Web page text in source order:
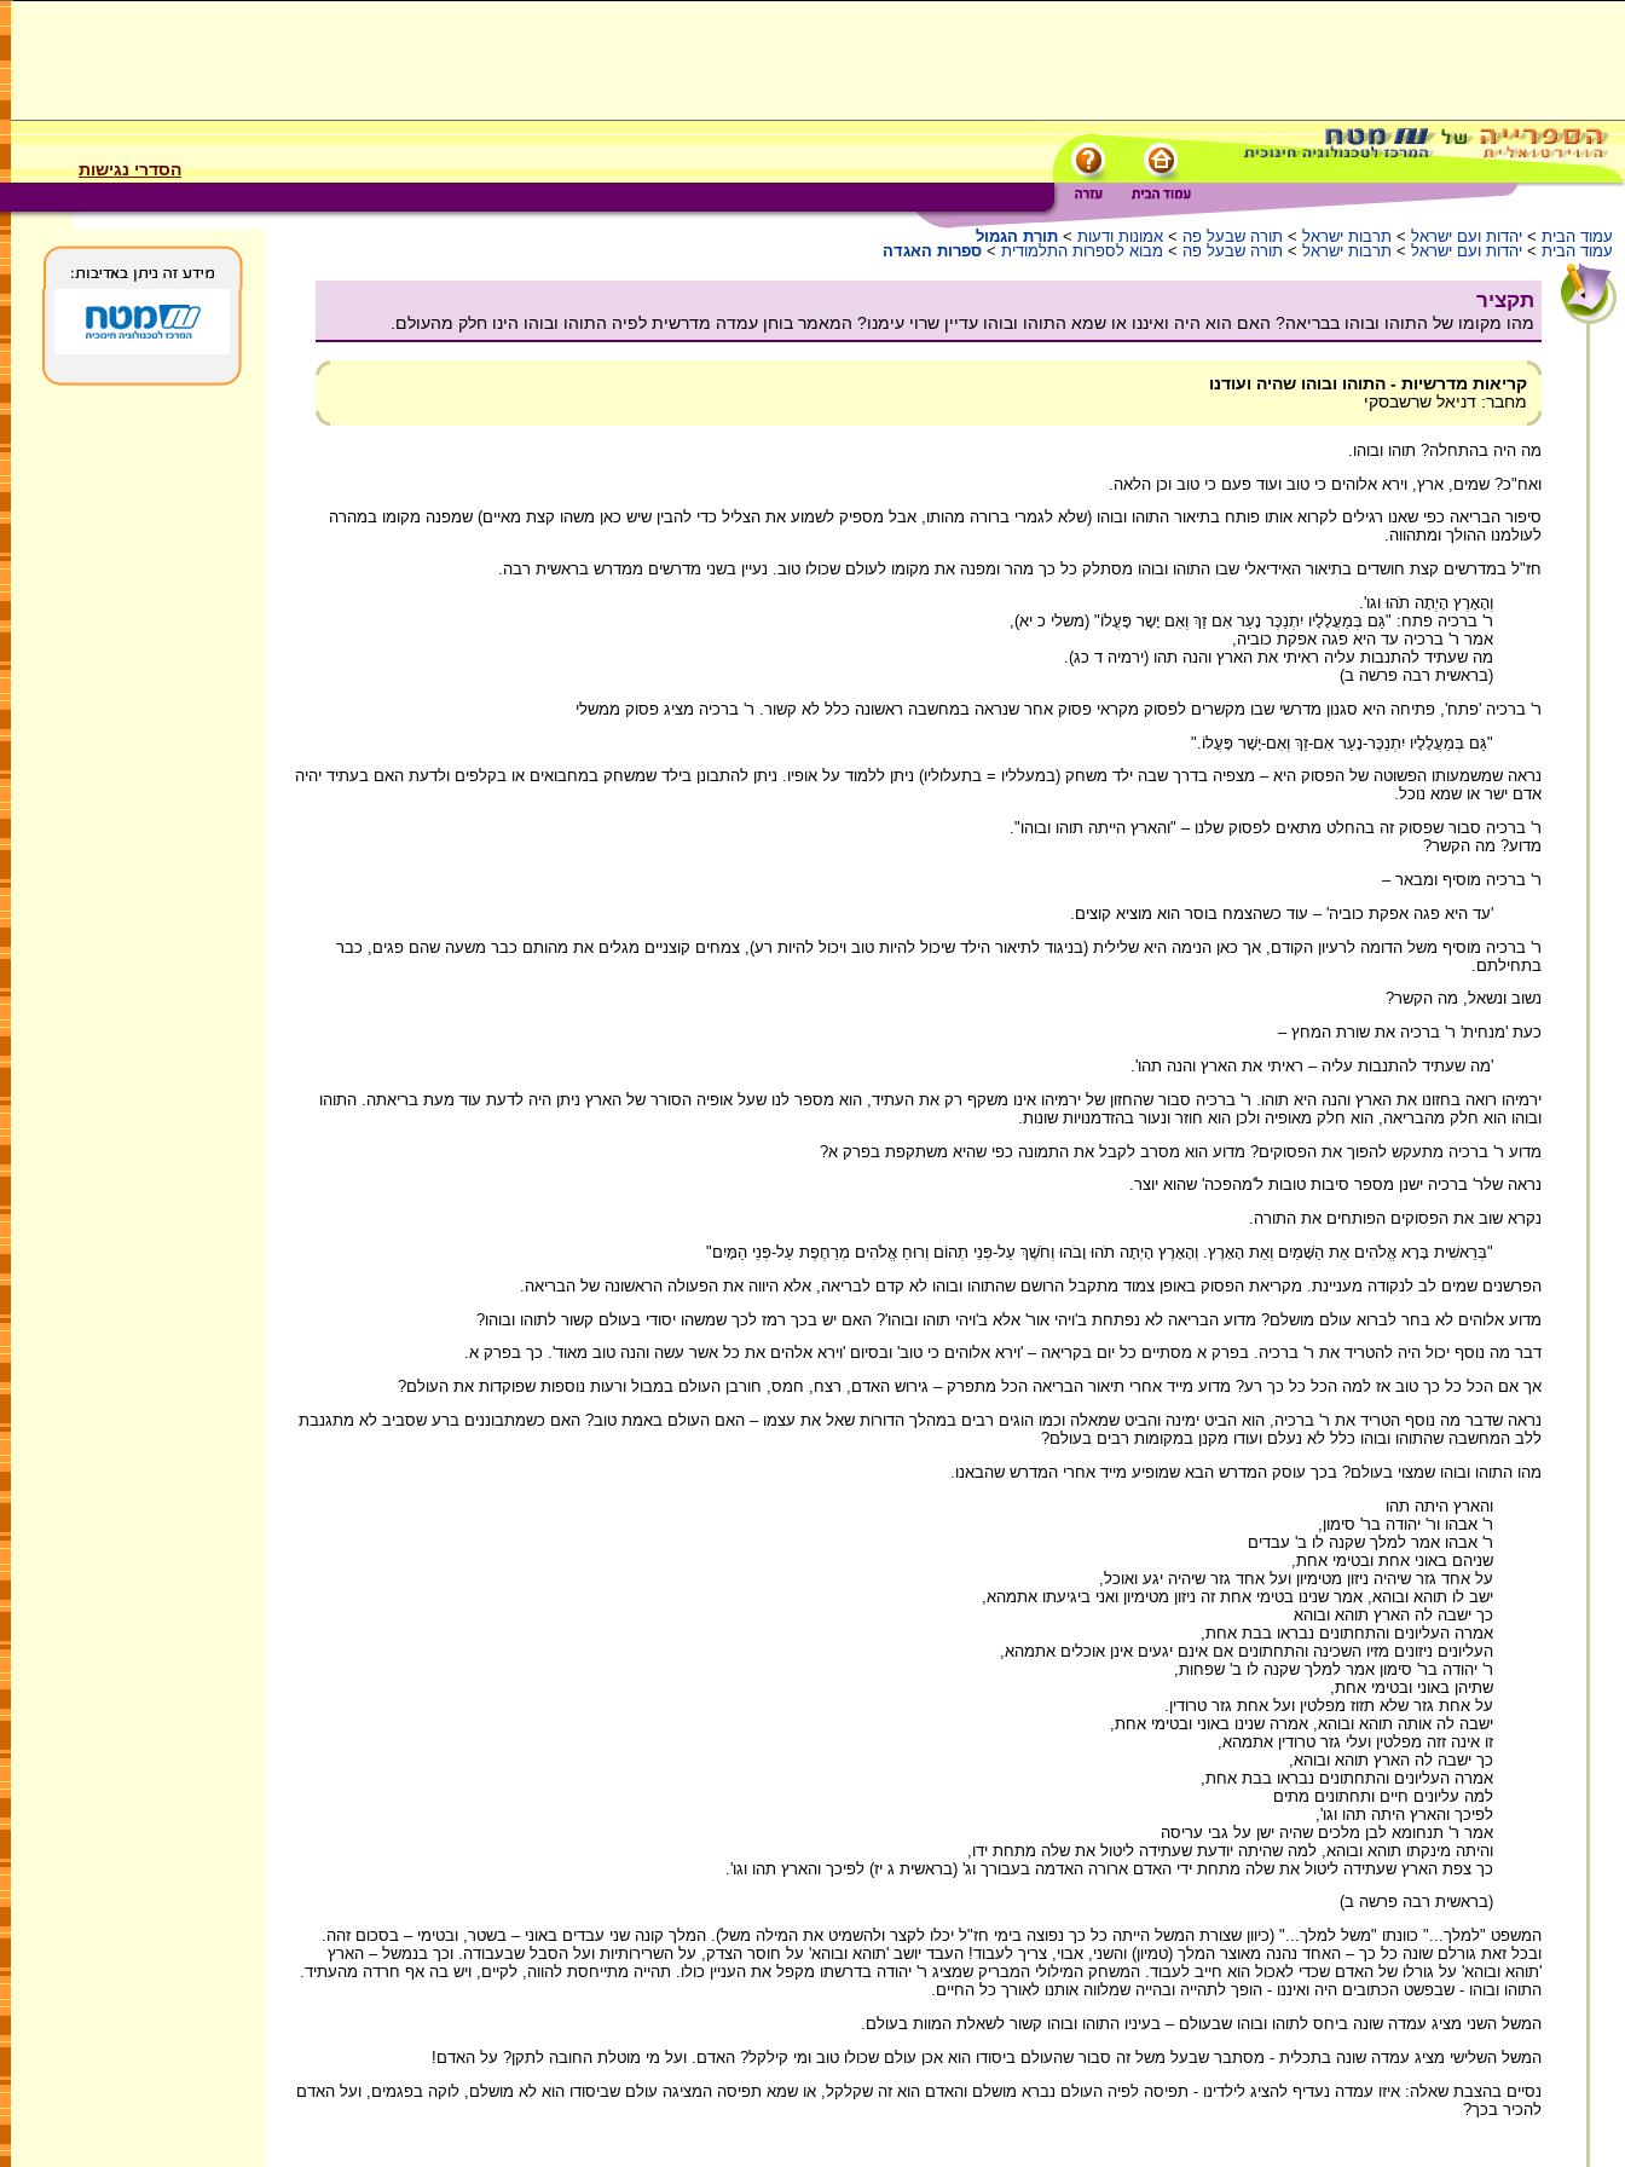
הסדרי נגישות
עמוד הבית > יהדות ועם ישראל > תרבות ישראל > תורה שבעל פה > אמונות ודעות > תורת הגמול
עמוד הבית > יהדות ועם ישראל > תרבות ישראל > תורה שבעל פה > מבוא לספרות התלמודית > ספרות האגדה
תקציר
מהו מקומו של התוהו ובוהו בבריאה? האם הוא היה ואיננו או שמא התוהו ובוהו עדיין שרוי עימנו? המאמר בוחן עמדה מדרשית לפיה התוהו ובוהו הינו חלק מהעולם.
קריאות מדרשיות - התוהו ובוהו שהיה ועודנו
מחבר: דניאל שרשבסקי
מה היה בהתחלה? תוהו ובוהו.
ואח"כ? שמים, ארץ, וירא אלוהים כי טוב ועוד פעם כי טוב וכן הלאה.
סיפור הבריאה כפי שאנו רגילים לקרוא אותו פותח בתיאור התוהו ובוהו (שלא לגמרי ברורה מהותו, אבל מספיק לשמוע את הצליל כדי להבין שיש כאן משהו קצת מאיים) שמפנה מקומו במהרה
לעולמנו ההולך ומתהווה.
חז"ל במדרשים קצת חושדים בתיאור האידיאלי שבו התוהו ובוהו מסתלק כל כך מהר ומפנה את מקומו לעולם שכולו טוב. נעיין בשני מדרשים ממדרש בראשית רבה.
וְהָאָרֶץ הָיְתָה תֹהוּ וגו'.
ר' ברכיה פתח: "גַּם בְּמַעֲלָלָיו יִתְנַכֶּר נָעַר אִם זַךְ וְאִם יָשָר פָּעֳלוֹ" (משלי כ יא),
אמר ר' ברכיה עד היא פגה אפקת כוביה,
מה שעתיד להתנבות עליה ראיתי את הארץ והנה תהו (ירמיה ד כג).
(בראשית רבה פרשה ב)
ר' ברכיה 'פתח', פתיחה היא סגנון מדרשי שבו מקשרים לפסוק מקראי פסוק אחר שנראה במחשבה ראשונה כלל לא קשור. ר' ברכיה מציג פסוק ממשלי
"גַּם בְּמַעֲלָלָיו יִתְנַכֶּר-נָעַר אִם-זַךְ וְאִם-יָשָׁר פָּעֳלוֹ."
נראה שמשמעותו הפשוטה של הפסוק היא – מצפיה בדרך שבה ילד משחק (במעלליו = בתעלוליו) ניתן ללמוד על אופיו. ניתן להתבונן בילד שמשחק במחבואים או בקלפים ולדעת האם בעתיד יהיה
אדם ישר או שמא נוכל.
ר' ברכיה סבור שפסוק זה בהחלט מתאים לפסוק שלנו – "והארץ הייתה תוהו ובוהו".
מדוע? מה הקשר?
ר' ברכיה מוסיף ומבאר –
'עד היא פגה אפקת כוביה' – עוד כשהצמח בוסר הוא מוציא קוצים.
ר' ברכיה מוסיף משל הדומה לרעיון הקודם, אך כאן הנימה היא שלילית (בניגוד לתיאור הילד שיכול להיות טוב ויכול להיות רע), צמחים קוצניים מגלים את מהותם כבר משעה שהם פגים, כבר
בתחילתם.
נשוב ונשאל, מה הקשר?
כעת 'מנחית' ר' ברכיה את שורת המחץ –
'מה שעתיד להתנבות עליה – ראיתי את הארץ והנה תהו'.
ירמיהו רואה בחזונו את הארץ והנה היא תוהו. ר' ברכיה סבור שהחזון של ירמיהו אינו משקף רק את העתיד, הוא מספר לנו שעל אופיה הסורר של הארץ ניתן היה לדעת עוד מעת בריאתה. התוהו
ובוהו הוא חלק מהבריאה, הוא חלק מאופיה ולכן הוא חוזר ונעור בהזדמנויות שונות.
מדוע ר' ברכיה מתעקש להפוך את הפסוקים? מדוע הוא מסרב לקבל את התמונה כפי שהיא משתקפת בפרק א?
נראה שלר' ברכיה ישנן מספר סיבות טובות ל'מהפכה' שהוא יוצר.
נקרא שוב את הפסוקים הפותחים את התורה.
"בְּרֵאשִׁית בָּרָא אֱלֹהִים אֵת הַשָּׁמַיִם וְאֵת הָאָרֶץ. וְהָאָרֶץ הָיְתָה תֹהוּ וָבֹהוּ וְחֹשֶׁךְ עַל-פְּנֵי תְהוֹם וְרוּחַ אֱלֹהִים מְרַחֶפֶת עַל-פְּנֵי הַמָּיִם"
הפרשנים שמים לב לנקודה מעניינת. מקריאת הפסוק באופן צמוד מתקבל הרושם שהתוהו ובוהו לא קדם לבריאה, אלא היווה את הפעולה הראשונה של הבריאה.
מדוע אלוהים לא בחר לברוא עולם מושלם? מדוע הבריאה לא נפתחת ב'ויהי אור' אלא ב'ויהי תוהו ובוהו'? האם יש בכך רמז לכך שמשהו יסודי בעולם קשור לתוהו ובוהו?
דבר מה נוסף יכול היה להטריד את ר' ברכיה. בפרק א מסתיים כל יום בקריאה – 'וירא אלוהים כי טוב' ובסיום 'וירא אלהים את כל אשר עשה והנה טוב מאוד'. כך בפרק א.
אך אם הכל כל כך טוב אז למה הכל כל כך רע? מדוע מייד אחרי תיאור הבריאה הכל מתפרק – גירוש האדם, רצח, חמס, חורבן העולם במבול ורעות נוספות שפוקדות את העולם?
נראה שדבר מה נוסף הטריד את ר' ברכיה, הוא הביט ימינה והביט שמאלה וכמו הוגים רבים במהלך הדורות שאל את עצמו – האם העולם באמת טוב? האם כשמתבוננים ברע שסביב לא מתגנבת
ללב המחשבה שהתוהו ובוהו כלל לא נעלם ועודו מקנן במקומות רבים בעולם?
מהו התוהו ובוהו שמצוי בעולם? בכך עוסק המדרש הבא שמופיע מייד אחרי המדרש שהבאנו.
והארץ היתה תהו
ר' אבהו ור' יהודה בר' סימון,
ר' אבהו אמר למלך שקנה לו ב' עבדים
שניהם באוני אחת ובטימי אחת,
על אחד גזר שיהיה ניזון מטימיון ועל אחד גזר שיהיה יגע ואוכל,
ישב לו תוהא ובוהא, אמר שנינו בטימי אחת זה ניזון מטימיון ואני ביגיעתו אתמהא,
כך ישבה לה הארץ תוהא ובוהא
אמרה העליונים והתחתונים נבראו בבת אחת,
העליונים ניזונים מזיו השכינה והתחתונים אם אינם יגעים אינן אוכלים אתמהא,
ר' יהודה בר' סימון אמר למלך שקנה לו ב' שפחות,
שתיהן באוני ובטימי אחת,
על אחת גזר שלא תזוז מפלטין ועל אחת גזר טרודין.
ישבה לה אותה תוהא ובוהא, אמרה שנינו באוני ובטימי אחת,
זו אינה זזה מפלטין ועלי גזר טרודין אתמהא,
כך ישבה לה הארץ תוהא ובוהא,
אמרה העליונים והתחתונים נבראו בבת אחת,
למה עליונים חיים ותחתונים מתים
לפיכך והארץ היתה תהו וגו',
אמר ר' תנחומא לבן מלכים שהיה ישן על גבי עריסה
והיתה מינקתו תוהא ובוהא, למה שהיתה יודעת שעתידה ליטול את שלה מתחת ידו,
כך צפת הארץ שעתידה ליטול את שלה מתחת ידי האדם ארורה האדמה בעבורך וג' (בראשית ג יז) לפיכך והארץ תהו וגו'.
(בראשית רבה פרשה ב)
המשפט "למלך..." כוונתו "משל למלך..." (כיוון שצורת המשל הייתה כל כך נפוצה בימי חז"ל יכלו לקצר ולהשמיט את המילה משל). המלך קונה שני עבדים באוני – בשטר, ובטימי – בסכום זהה.
ובכל זאת גורלם שונה כל כך – האחד נהנה מאוצר המלך (טמיון) והשני, אבוי, צריך לעבוד! העבד יושב 'תוהא ובוהא' על חוסר הצדק, על השרירותיות ועל הסבל שבעבודה. וכך בנמשל – הארץ
'תוהא ובוהא' על גורלו של האדם שכדי לאכול הוא חייב לעבוד. המשחק המילולי המבריק שמציג ר' יהודה בדרשתו מקפל את העניין כולו. תהייה מתייחסת להווה, לקיים, ויש בה אף חרדה מהעתיד.
התוהו ובוהו - שבפשט הכתובים היה ואיננו - הופך לתהייה ובהייה שמלווה אותנו לאורך כל החיים.
המשל השני מציג עמדה שונה ביחס לתוהו ובוהו שבעולם – בעיניו התוהו ובוהו קשור לשאלת המוות בעולם.
המשל השלישי מציג עמדה שונה בתכלית - מסתבר שבעל משל זה סבור שהעולם ביסודו הוא אכן עולם שכולו טוב ומי קילקל? האדם. ועל מי מוטלת החובה לתקן? על האדם!
נסיים בהצבת שאלה: איזו עמדה נעדיף להציג לילדינו - תפיסה לפיה העולם נברא מושלם והאדם הוא זה שקלקל, או שמא תפיסה המציגה עולם שביסודו הוא לא מושלם, לוקה בפגמים, ועל האדם
להכיר בכך?